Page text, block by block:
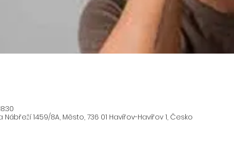
Nábřeží 1459/8A, Město, 736 01 Havířov-Havířov 1, Česko